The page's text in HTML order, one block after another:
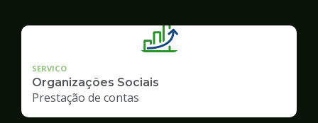
SERVICO
Organizações Sociais
Prestação de contas